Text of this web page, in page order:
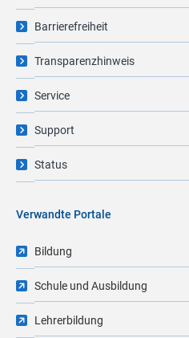
Barrierefreiheit
Transparenzhinweis
Service
Support
Status
Verwandte Portale
Bildung
Schule und Ausbildung
Lehrerbildung